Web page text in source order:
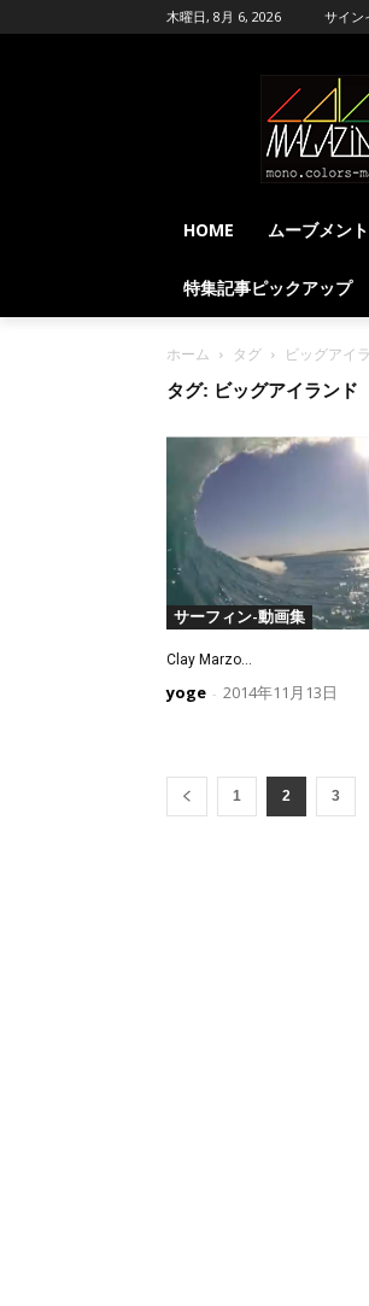
木曜日, 8月 6, 2026 サイン
HOME ムーブメント
特集記事ピックアップ
ホーム タグ
ビッグアイ
タグ: ビッグアイランド
サーフィン-動画集
Clay Marzo...
yoge - 2014年11月13日
1 2 3